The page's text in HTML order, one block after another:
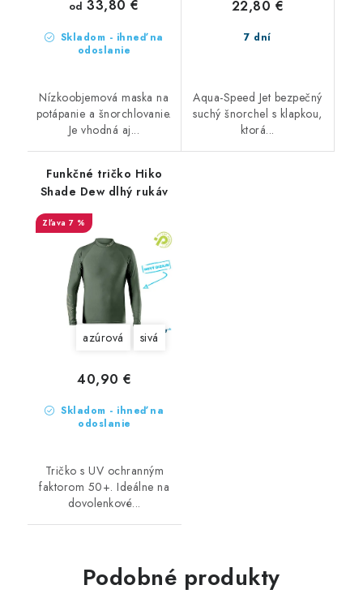
Skladom - ihneď na
odoslanie
od 33,80 €
Nízkoobjemová maska na
potápanie a šnorchlovanie.
Je vhodná aj...
7 dní
22,80 €
Aqua-Speed Jet bezpečný
suchý šnorchel s klapkou,
ktorá...
Funkčné tričko Hiko
Shade Dew dlhý rukáv
7 %
azúrová sivá
Skladom - ihneď na
odoslanie
40,90 €
Tričko s UV ochranným
faktorom 50+. Ideálne na
dovolenkové...
Podobné produkty